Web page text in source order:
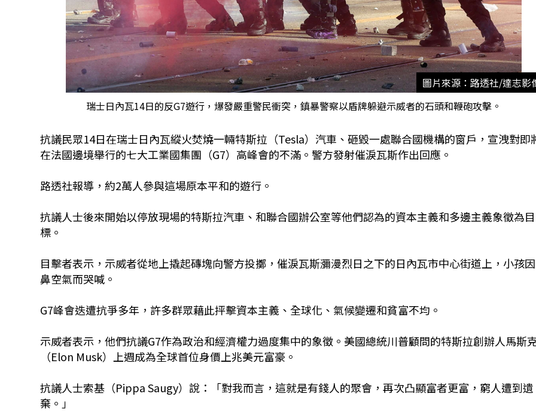
圖片來源：路透社/達志影
瑞士日內瓦14日的反G7遊行，爆發嚴重警民衝突，鎮暴警察以盾牌躲避示威者的石頭和鞭砲攻擊。
抗議民眾14日在瑞士日內瓦縱火焚燒一輛特斯拉（Tesla）汽車、砸毀一處聯合國機構的窗戶，宣洩對即
在法國邊境舉行的七大工業國集團（G7）高峰會的不滿。警方發射催淚瓦斯作出回應。
路透社報導，約2萬人參與這場原本平和的遊行。
抗議人士後來開始以停放現場的特斯拉汽車、和聯合國辦公室等他們認為的資本主義和多邊主義象徵為目
標。
目擊者表示，示威者從地上撬起磚塊向警方投擲，催淚瓦斯瀰漫烈日之下的日內瓦市中心街道上，小孩
鼻空氣而哭喊。
G7峰會迭遭抗爭多年，許多群眾藉此抨擊資本主義、全球化、氣候變遷和貧富不均。
示威者表示，他們抗議G7作為政治和經濟權力過度集中的象徵。美國總統川普顧問的特斯拉創辦人馬斯
（Elon Musk）上週成為全球首位身價上兆美元富豪。
抗議人士索基（Pippa Saugy）說：「對我而言，這就是有錢人的聚會，再次凸顯富者更富，窮人遭到遺
棄。」